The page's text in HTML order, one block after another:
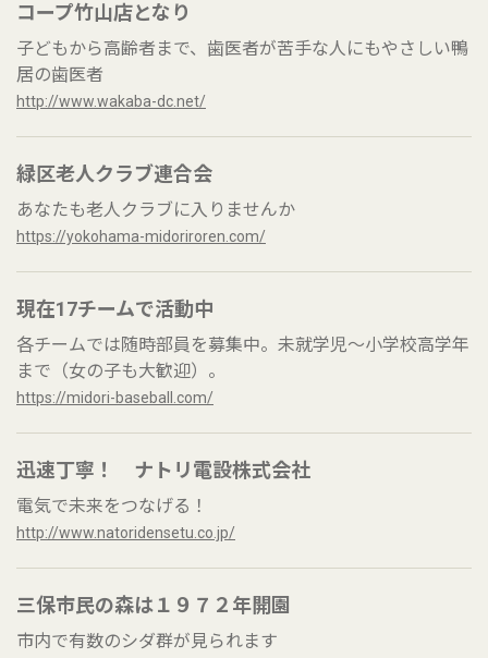
コープ竹山店となり
子どもから高齢者まで、歯医者が苦手な人にもやさしい鴨
居の歯医者
http://www.wakaba-dc.net/
緑区老人クラブ連合会
あなたも老人クラブに入りませんか
https://yokohama-midoriroren.com/
現在17チームで活動中
各チームでは随時部員を募集中。未就学児～小学校高学年
まで（女の子も大歓迎）。
https://midori-baseball.com/
迅速丁寧！ ナトリ電設株式会社
電気で未来をつなげる！
http://www.natoridensetu.co.jp/
三保市民の森は１９７２年開園
市内で有数のシダ群が見られます